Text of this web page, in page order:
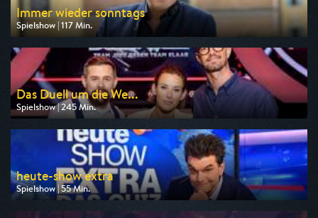
Immer wieder sonntags
Spielshow | 117 Min.
Ausgestrahlt von ARD
am 09.08.2026, 10:03
Das Duell um die We...
Spielshow | 245 Min.
Ausgestrahlt von Pro 7
am 08.08.2026, 20:15
heute-show extra
Spielshow | 55 Min.
Ausgestrahlt von ZDF neo
am 06.08.2026, 21:40